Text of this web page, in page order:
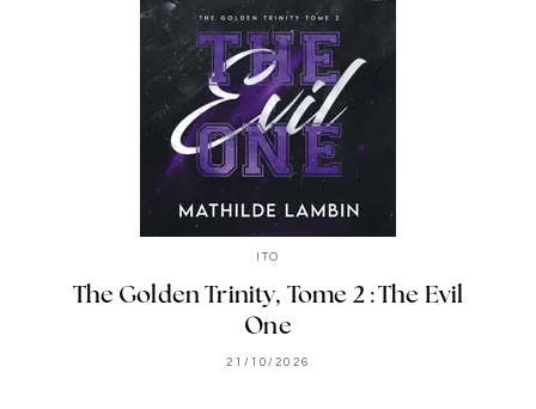
ITO
The Golden Trinity, Tome 2 : The Evil
One
21/10/2026